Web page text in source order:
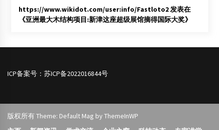
https://www.wikidot.com/user:info/Fastloto2发表在
《亚洲最大木结构项目:新津这座超级展馆摘得国际大奖》
ICP备案号： 苏ICP备2022016844号
版权所有 Theme: Default Mag by ThemeInWP